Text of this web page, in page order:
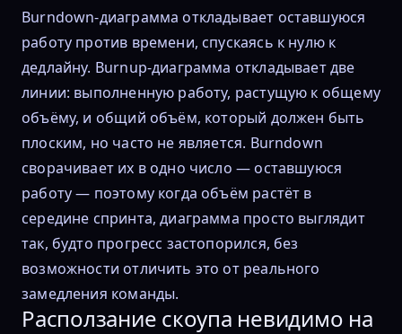
Burndown-диаграмма откладывает оставшуюся
работу против времени, спускаясь к нулю к
дедлайну. Burnup-диаграмма откладывает две
линии: выполненную работу, растущую к общему
объёму, и общий объём, который должен быть
плоским, но часто не является. Burndown
сворачивает их в одно число — оставшуюся
работу — поэтому когда объём растёт в
середине спринта, диаграмма просто выглядит
так, будто прогресс застопорился, без
возможности отличить это от реального
замедления команды.
Расползание скоупа невидимо на